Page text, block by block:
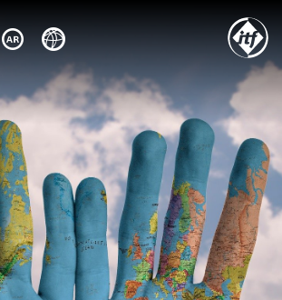
main
content